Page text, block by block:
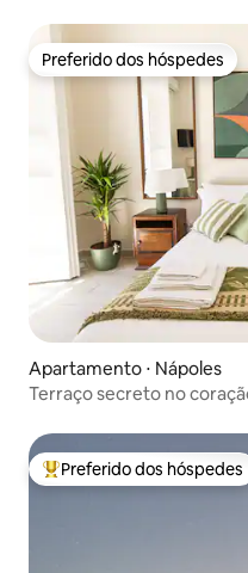
Preferido dos hóspedes
Preferido dos hóspedes
Apartamento ⋅ Nápoles
Terraço secreto no
Entre os melhores
Preferido dos hóspedes